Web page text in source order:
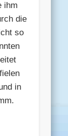
ihm
die
so
in